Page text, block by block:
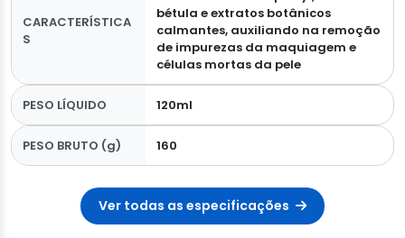
CARACTERÍSTICA
S
bétula e extratos botânicos
calmantes, auxiliando na remoção
de impurezas da maquiagem e
células mortas da pele
PESO LÍQUIDO 120ml
PESO BRUTO (g) 160
Ver todas as especificações